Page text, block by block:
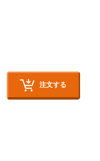
注文する